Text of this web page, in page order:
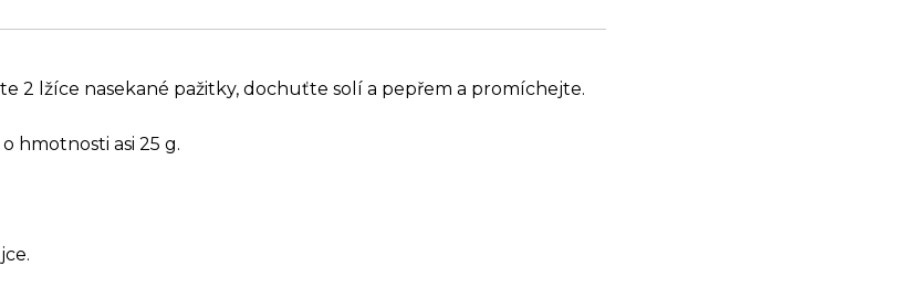
2 lžíce nasekané pažitky, dochuťte solí a pepřem a promíchejte.
hmotnosti asi 25 g.